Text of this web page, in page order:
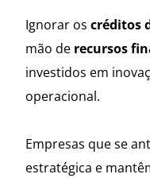
Ignorar os créditos
mão de recursos
investidos em
operacional.
Empresas que se
estratégica e